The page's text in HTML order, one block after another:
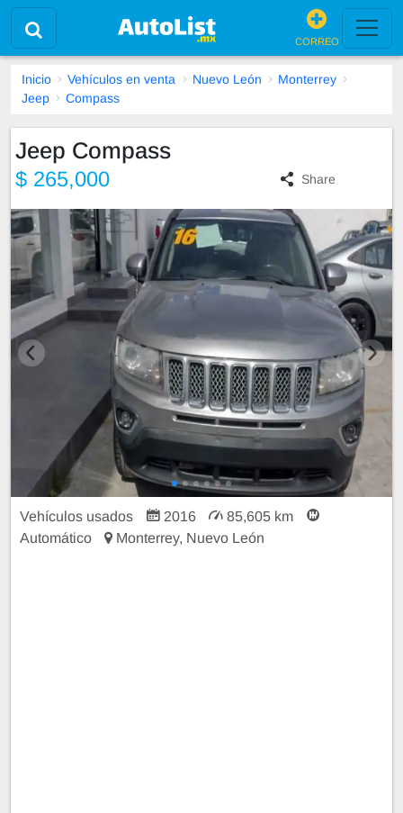
CORREO
Inicio Vehículos en venta Nuevo León
Monterrey
Jeep
Compass
Jeep Compass
$ 265,000 Share
Vehículos usados 2016
85,605 km
Automático
Monterrey, Nuevo León